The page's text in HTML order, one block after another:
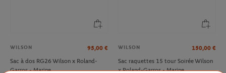
WILSON 95,00 €
Sac à dos RG26 Wilson x Roland-
Garros - Marine
WILSON 150,00 €
Sac raquettes 15 tour Soirée Wilson
x Roland-Garros - Marine